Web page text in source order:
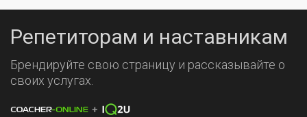
Репетиторам и наставникам
Брендируйте свою страницу и рассказывайте о
своих услугах.